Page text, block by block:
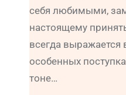
себя любимыми,
настоящему
всегда выражается
особенных
тоне…